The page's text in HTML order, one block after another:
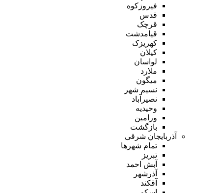
فیروزکوه
قدس
قرچک
قیامدشت
کهریزک
کیلان
لواسان
ملارد
میگون
نسیم شهر
نصیرآباد
وحیدیه
ورامین
بازگشت
آذربایجان شرقی
تمام شهر‌ها
تبریز
آبش احمد
آذرشهر
آقکند